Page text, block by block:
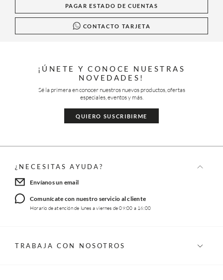
PAGAR ESTADO DE CUENTAS
CONTACTO TARJETA
¡ÚNETE Y CONOCE NUESTRAS
NOVEDADES!
Sé la primera en conocer nuestros nuevos productos, ofertas
especiales, eventos y más.
QUIERO SUSCRIBIRME
¿NECESITAS AYUDA?
Envíanos un email
Comunícate con nuestro servicio al cliente
Horario de atención de lunes a viernes de 09:00 a 16:00
TRABAJA CON NOSOTROS